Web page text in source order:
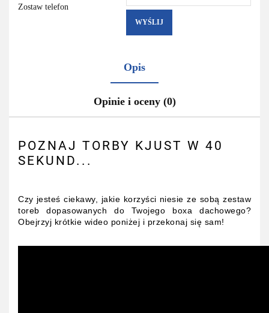
Zostaw telefon
WYŚLIJ
Opis
Opinie i oceny (0)
POZNAJ TORBY KJUST W 40
SEKUND...
Czy jesteś ciekawy, jakie korzyści niesie ze sobą zestaw
toreb dopasowanych do Twojego boxa dachowego?
Obejrzyj krótkie wideo poniżej i przekonaj się sam!